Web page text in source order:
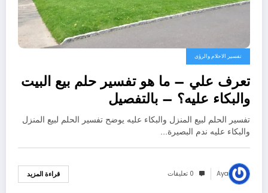
تفسير الاحلام والرؤى
تعرف علي – ما هو تفسير حلم بيع البيت
والبكاء عليه؟ – بالتفصيل
تفسير الحلم لبيع المنزل والبكاء عليه يوضح تفسير الحلم لبيع المنزل
والبكاء عليه ندم البصيرة…
Aya 0 تعليقات قراءة المزيد